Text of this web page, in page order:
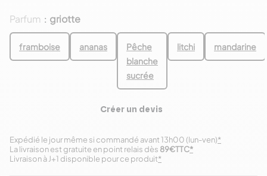
Parfum : griotte
framboise ananas
Pêche
blanche
sucrée
litchi mandarine
Créer un devis
Expédié le jour même si commandé avant 13h00 (lun-ven)*
Livraison à J+1 disponible pour ce produit*
La livraison est gratuite en point relais dès 89€TTC*